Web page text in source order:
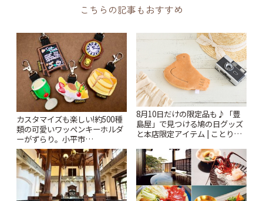
こちらの記事もおすすめ
カスタマイズも楽しい!約500種
類の可愛いワッペンキーホルダ
ーがずらり。小平市
「Kimamaya T&K」 | ことりっ
ぷ
8月10日だけの限定品も♪「豊
島屋」で見つける鳩の日グッズ
と本店限定アイテム | ことりっ